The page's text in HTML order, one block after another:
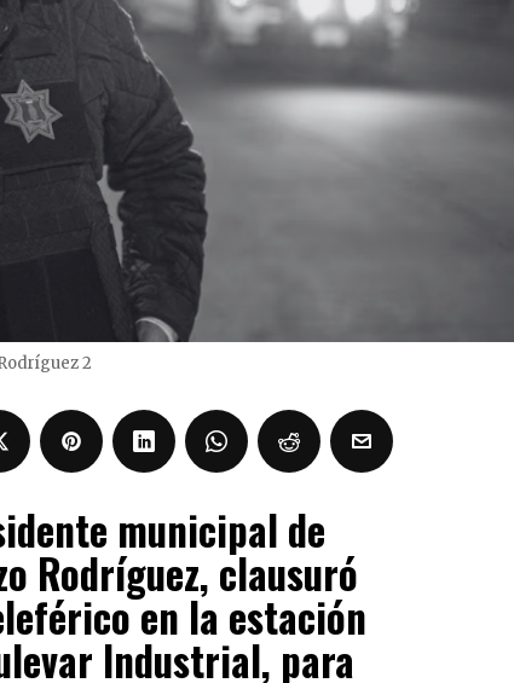
2
municipal de
Rodríguez, clausuró
en la estación
Industrial, para